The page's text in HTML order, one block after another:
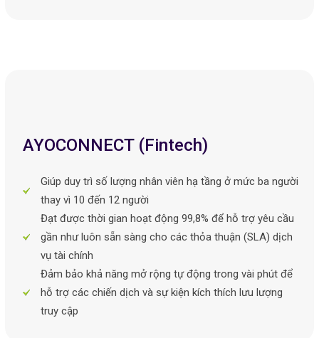
AYOCONNECT (Fintech)
Giúp duy trì số lượng nhân viên hạ tầng ở mức ba người
thay vì 10 đến 12 người
Đạt được thời gian hoạt động 99,8% để hỗ trợ yêu cầu
gần như luôn sẵn sàng cho các thỏa thuận (SLA) dịch
vụ tài chính
Đảm bảo khả năng mở rộng tự động trong vài phút để
hỗ trợ các chiến dịch và sự kiện kích thích lưu lượng
truy cập